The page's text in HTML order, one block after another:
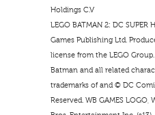
Holdings C.V
LEGO BATMAN 2: DC SUPER
Games Publishing Ltd.
license from the LEGO Group.
Batman and all related
trademarks of and © DC
Reserved. WB GAMES